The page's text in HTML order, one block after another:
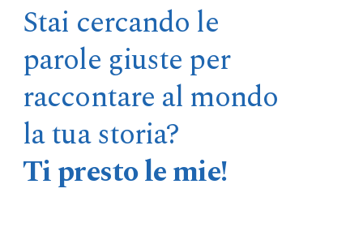
Stai cercando le
parole giuste per
raccontare al mondo
la tua storia?
Ti presto le mie!